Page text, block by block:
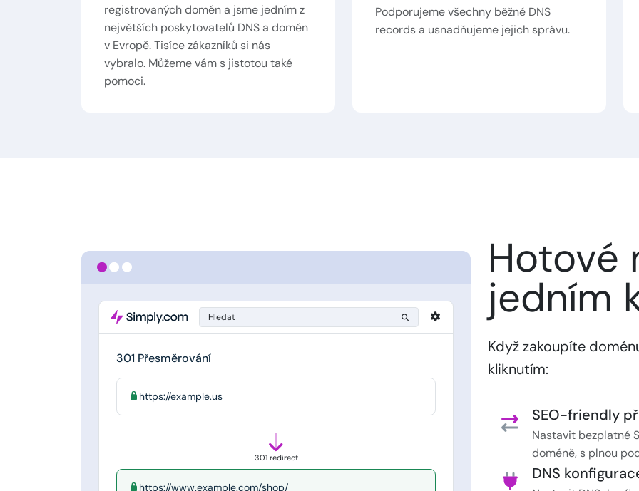
registrovaných domén a jsme jedním z
největších poskytovatelů DNS a domén
v Evropě. Tisíce zákazníků si nás
vybralo. Můžeme vám s jistotou také
pomoci.
Podporujeme všechny běžné DNS
records a usnadňujeme jejich správu.
Hledat
301 Přesměrování
https://example.us
301 redirect
https://www.example.com/shop/
Hotové
jedním
Když zakoupíte
kliknutím:
SEO-friendly
Nastavit bezplatné
doméně, s plnou
DNS